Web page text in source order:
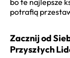
potrafią
Zacznij od
Przyszłych